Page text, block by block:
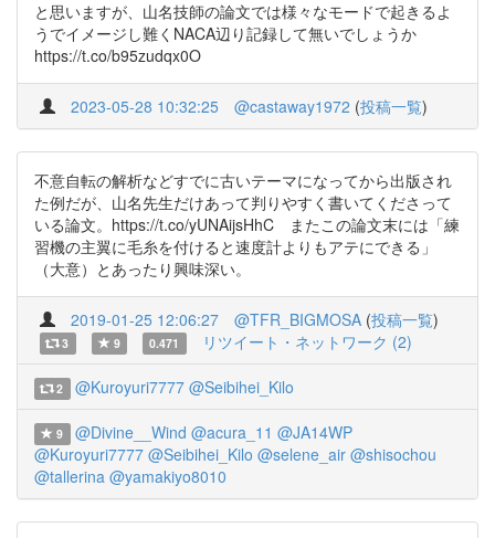
と思いますが、山名技師の論文では様々なモードで起きるよ
うでイメージし難くNACA辺り記録して無いでしょうか
https://t.co/b95zudqx0O
2023-05-28 10:32:25 @castaway1972 (投稿一覧)
不意自転の解析などすでに古いテーマになってから出版され
た例だが、山名先生だけあって判りやすく書いてくださって
いる論文。https://t.co/yUNAijsHhC またこの論文末には「練
習機の主翼に毛糸を付けると速度計よりもアテにできる」
（大意）とあったり興味深い。
2019-01-25 12:06:27 @TFR_BIGMOSA (投稿一覧)
3 9 0.471 リツイート・ネットワーク (2)
2 @Kuroyuri7777 @Seibihei_Kilo
9 @Divine__Wind @acura_11 @JA14WP
@Kuroyuri7777 @Seibihei_Kilo @selene_air @shisochou
@tallerina @yamakiyo8010